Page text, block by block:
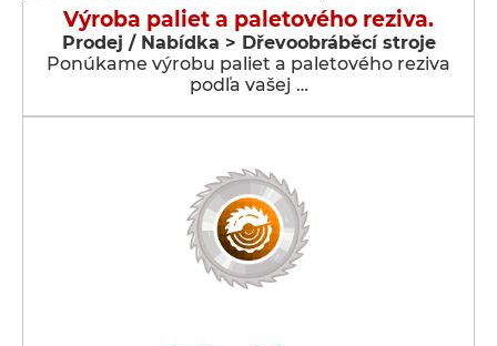
Výroba paliet a paletového reziva.
Prodej / Nabídka > Dřevoobráběcí stroje
Ponúkame výrobu paliet a paletového reziva
podľa vašej …